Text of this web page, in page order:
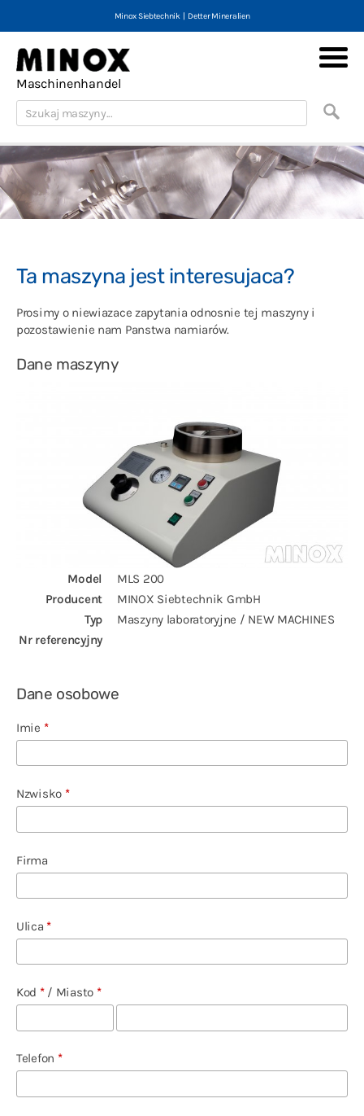
Minox Siebtechnik| Detter Mineralien
Maschinenhandel
Ta maszyna jest interesujaca?
Prosimy o niewiazace zapytania odnosnie tej maszyny i
pozostawienie nam Panstwa namiarów.
Dane maszyny
Model
MLS 200
Producent
MINOX Siebtechnik GmbH
Typ
Maszyny laboratoryjne / NEW MACHINES
Nr referencyjny
Dane osobowe
Imie *
Nzwisko *
Firma
Ulica *
Kod */ Miasto *
Telefon *
Minox Machines
Maszyny (nowe i używane)
Skup maszyn
Teczka
Kontakt
Imprint
Wykluczenie odpowiedzialnosci
English
Polski